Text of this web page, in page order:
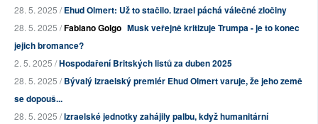
28. 5. 2025 /Ehud Olmert: Už to stačilo. Izrael páchá válečné zločiny
28. 5. 2025 /Fabiano Golgo Musk veřejně kritizuje Trumpa - je to konec
jejich bromance?
2. 5. 2025 /Hospodaření Britských listů za duben 2025
28. 5. 2025 /Bývalý izraelský premiér Ehud Olmert varuje, že jeho země
se dopouš...
28. 5. 2025 /Izraelské jednotky zahájily palbu, když humanitární